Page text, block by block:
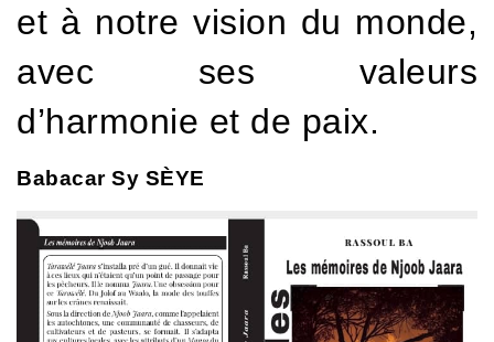
et à notre vision du monde,
avec ses valeurs
d’harmonie et de paix.
Babacar Sy SÈYE